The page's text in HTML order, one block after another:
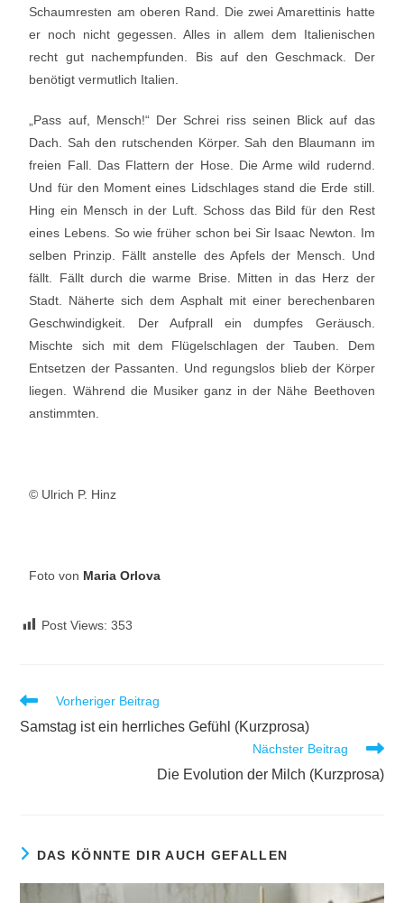
Schaumresten am oberen Rand. Die zwei Amarettinis hatte
er noch nicht gegessen. Alles in allem dem Italienischen
recht gut nachempfunden. Bis auf den Geschmack. Der
benötigt vermutlich Italien.
„Pass auf, Mensch!“ Der Schrei riss seinen Blick auf das
Dach. Sah den rutschenden Körper. Sah den Blaumann im
freien Fall. Das Flattern der Hose. Die Arme wild rudernd.
Und für den Moment eines Lidschlages stand die Erde still.
Hing ein Mensch in der Luft. Schoss das Bild für den Rest
eines Lebens. So wie früher schon bei Sir Isaac Newton. Im
selben Prinzip. Fällt anstelle des Apfels der Mensch. Und
fällt. Fällt durch die warme Brise. Mitten in das Herz der
Stadt. Näherte sich dem Asphalt mit einer berechenbaren
Geschwindigkeit. Der Aufprall ein dumpfes Geräusch.
Mischte sich mit dem Flügelschlagen der Tauben. Dem
Entsetzen der Passanten. Und regungslos blieb der Körper
liegen. Während die Musiker ganz in der Nähe Beethoven
anstimmten.
© Ulrich P. Hinz
Foto von Maria Orlova
Post Views: 353
Vorheriger Beitrag
Samstag ist ein herrliches Gefühl (Kurzprosa)
Nächster Beitrag
Die Evolution der Milch (Kurzprosa)
DAS KÖNNTE DIR AUCH GEFALLEN